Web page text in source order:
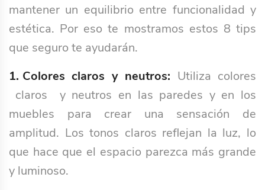
mantener un equilibrio entre funcionalidad y
estética. Por eso te mostramos estos 8 tips
que seguro te ayudarán.
1. Colores claros y neutros: Utiliza colores
claros y neutros en las paredes y en los
muebles para crear una sensación de
amplitud. Los tonos claros reflejan la luz, lo
que hace que el espacio parezca más grande
y luminoso.